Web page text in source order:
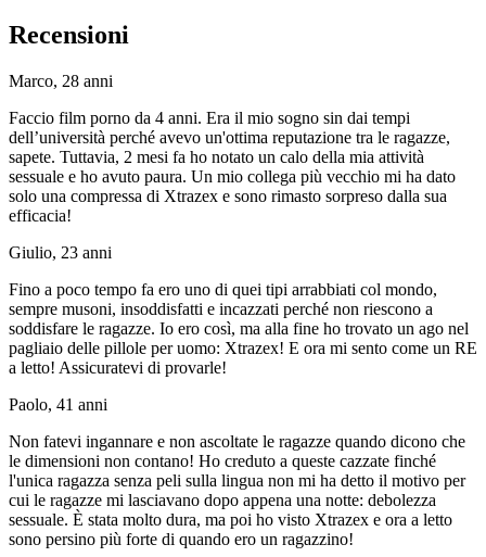
Recensioni
Marco, 28 anni
Faccio film porno da 4 anni. Era il mio sogno sin dai tempi
dell’università perché avevo un'ottima reputazione tra le ragazze,
sapete. Tuttavia, 2 mesi fa ho notato un calo della mia attività
sessuale e ho avuto paura. Un mio collega più vecchio mi ha dato
solo una compressa di Xtrazex e sono rimasto sorpreso dalla sua
efficacia!
Giulio, 23 anni
Fino a poco tempo fa ero uno di quei tipi arrabbiati col mondo,
sempre musoni, insoddisfatti e incazzati perché non riescono a
soddisfare le ragazze. Io ero così, ma alla fine ho trovato un ago nel
pagliaio delle pillole per uomo: Xtrazex! E ora mi sento come un RE
a letto! Assicuratevi di provarle!
Paolo, 41 anni
Non fatevi ingannare e non ascoltate le ragazze quando dicono che
le dimensioni non contano! Ho creduto a queste cazzate finché
l'unica ragazza senza peli sulla lingua non mi ha detto il motivo per
cui le ragazze mi lasciavano dopo appena una notte: debolezza
sessuale. È stata molto dura, ma poi ho visto Xtrazex e ora a letto
sono persino più forte di quando ero un ragazzino!